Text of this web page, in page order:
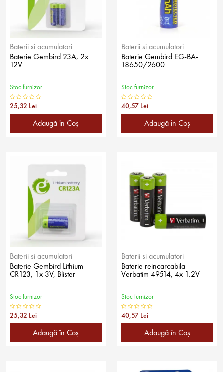
Baterii si acumulatori
Baterie Gembird 23A, 2x
12V
Stoc furnizor
25,32 Lei
Adaugă în Coş
Baterii si acumulatori
Baterie Gembird EG-BA-
18650/2600
Stoc furnizor
40,57 Lei
Adaugă în Coş
Baterii si acumulatori
Baterie Gembird Lithium
CR123, 1x 3V, Blister
Stoc furnizor
25,32 Lei
Adaugă în Coş
Baterii si acumulatori
Baterie reincarcabila
Verbatim 49514, 4x 1.2V
Stoc furnizor
40,57 Lei
Adaugă în Coş